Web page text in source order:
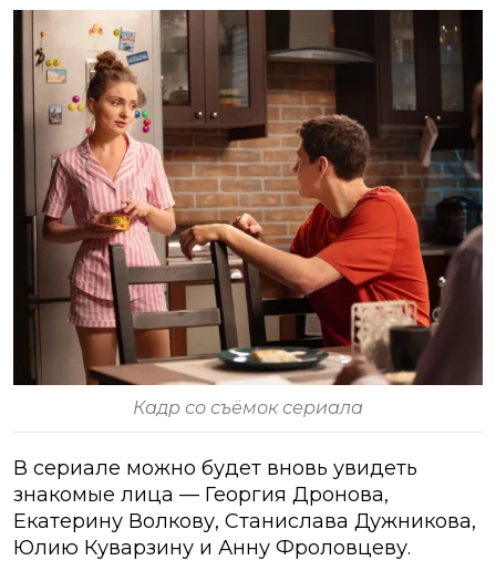
Кадр со съёмок сериала
В сериале можно будет вновь увидеть
знакомые лица — Георгия Дронова,
Екатерину Волкову, Станислава Дужникова,
Юлию Куварзину и Анну Фроловцеву.